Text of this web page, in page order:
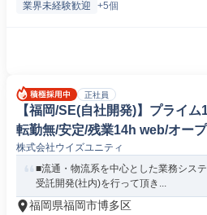
業界未経験歓迎 +5個
正社員
【福岡/SE(自社開発)】プライ
転勤無/安定/残業14h web/オー
株式会社ウイズユニティ
■流通・物流系を中心とした業務シス
受託開発(社内)を行って頂き...
福岡県福岡市博多区